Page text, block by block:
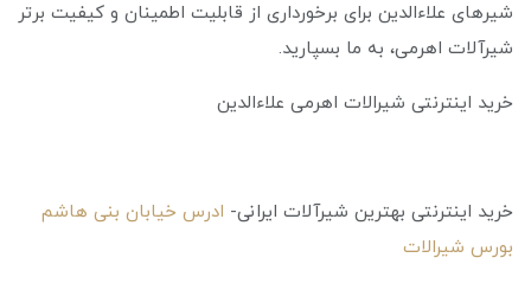
شیرهای علاءالدین برای برخورداری از قابلیت اطمینان و کیفیت برتر
شیرآلات اهرمی، به ما بسپارید.
خرید اینترنتی شیرالات اهرمی علاءالدین
خرید اینترنتی بهترین شیرآلات ایرانی- ادرس خیابان بنی هاشم
بورس شیرالات